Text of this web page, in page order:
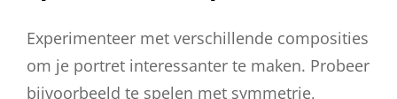
Experimenteer met verschillende composities
om je portret interessanter te maken. Probeer
bijvoorbeeld te spelen met symmetrie,